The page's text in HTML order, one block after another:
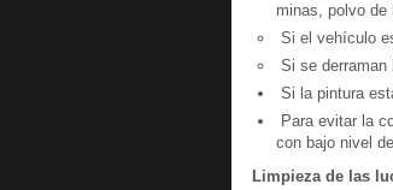
minas, polvo
Si el vehículo
Si se derraman
Si la pintura
Para evitar la
con bajo nivel
Limpieza de las